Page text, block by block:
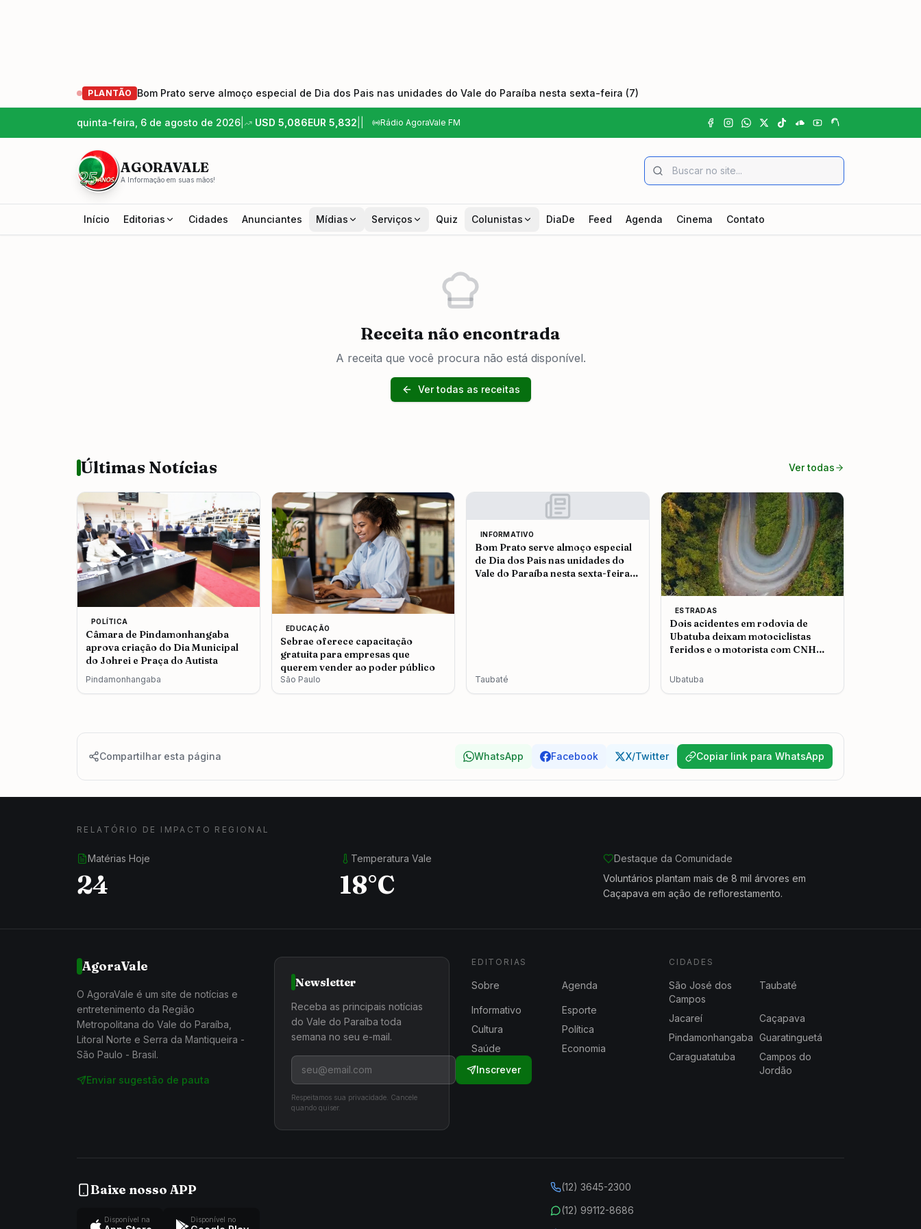
PLANTÃO Bom Prato serve almoço especial de Dia dos Pais nas unidades do Vale do Paraíba nesta sexta-feira (7)
quinta-feira, 6 de agosto de 2026 USD 5,086EUR 5,832 Rádio AgoraVale FM
AGORAVALE
A Informação em suas mãos!
Início Editorias Cidades Anunciantes Mídias Serviços Quiz Colunistas DiaDe Feed Agenda Cinema Contato
Receita não encontrada
A receita que você procura não está disponível.
Ver todas as receitas
Últimas Notícias Ver todas
POLÍTICA
Câmara de Pindamonhangaba
aprova criação do Dia Municipal
do Johrei e Praça do Autista
Pindamonhangaba
EDUCAÇÃO
Sebrae oferece capacitação
gratuita para empresas que
querem vender ao poder público
São Paulo
INFORMATIVO
Bom Prato serve almoço especial
de Dia dos Pais nas unidades do
Vale do Paraíba nesta sexta-feira
Taubaté
ESTRADAS
Dois acidentes em rodovia de
Ubatuba deixam motociclistas
feridos e o motorista com CNH
Ubatuba
Compartilhar esta página WhatsApp Facebook X/Twitter Copiar link para WhatsApp
RELATÓRIO DE IMPACTO REGIONAL
Matérias Hoje
24
Temperatura Vale
18°C
Destaque da Comunidade
Voluntários plantam mais de 8 mil árvores em
Caçapava em ação de reflorestamento.
AgoraVale
O AgoraVale é um site de notícias e
entretenimento da Região
Metropolitana do Vale do Paraíba,
Litoral Norte e Serra da Mantiqueira -
São Paulo - Brasil.
Enviar sugestão de pauta
Newsletter
Receba as principais notícias
do Vale do Paraíba toda
semana no seu e-mail.
Inscrever
Respeitamos sua privacidade. Cancele
quando quiser.
EDITORIAS
Sobre Agenda
Informativo
Esporte
Cultura
Política
Saúde
Economia
CIDADES
São José dos
Campos
Taubaté
Jacareí
Caçapava
Pindamonhangaba Guaratinguetá
Caraguatatuba
Campos do
Jordão
Baixe nosso APP
Disponível na Disponível no
(12) 3645-2300
(12) 99112-8686